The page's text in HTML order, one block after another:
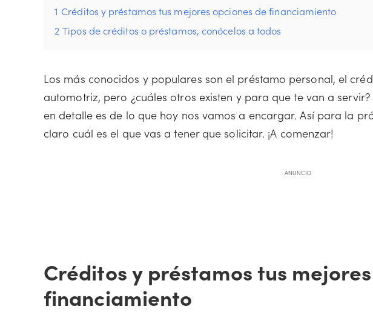
1 Créditos y préstamos tus mejores opciones de financiamiento
2 Tipos de créditos o préstamos, conócelos a todos
Los más conocidos y populares son el préstamo personal, el
automotriz, pero ¿cuáles otros existen y para que te van a
en detalle es de lo que hoy nos vamos a encargar. Así para la
claro cuál es el que vas a tener que solicitar. ¡A comenzar!
ANUNCIO
Créditos y préstamos tus
financiamiento